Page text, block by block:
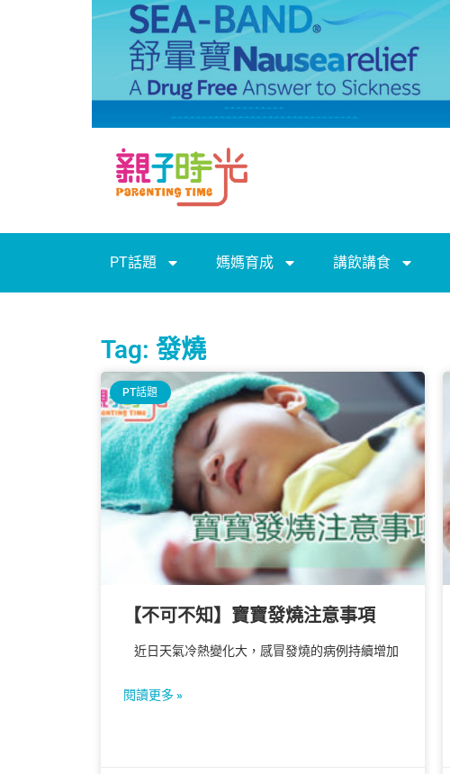
PT話題 媽媽育成 講飲講食
Tag: 發燒
PT話題
【不可不知】寶寶發燒‬注意事項
近日天氣冷熱變化大，感冒發燒的病例持續增加
閱讀更多 »